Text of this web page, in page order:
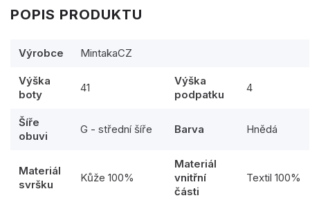
POPIS PRODUKTU
Výrobce MintakaCZ
Výška
boty
41
Výška
podpatku
4
Šíře
obuvi
G - střední šíře Barva Hnědá
Materiál
svršku
Kůže 100%
Materiál
vnitřní
části
Textil 100%